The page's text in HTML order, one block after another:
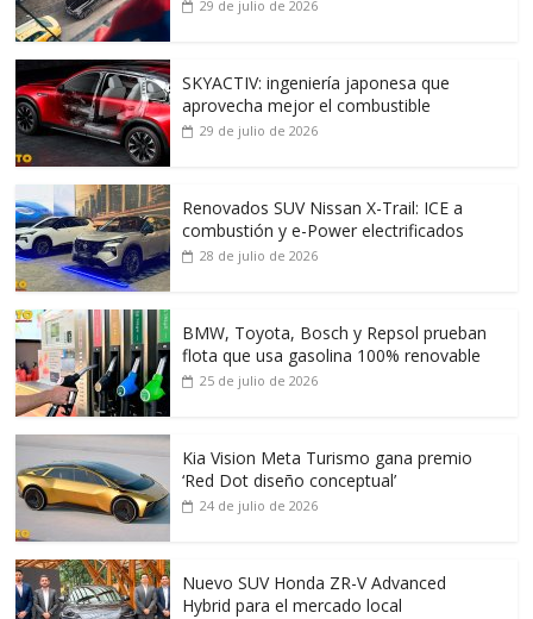
29 de julio de 2026
SKYACTIV: ingeniería japonesa que
aprovecha mejor el combustible
29 de julio de 2026
Renovados SUV Nissan X-Trail: ICE a
combustión y e-Power electrificados
28 de julio de 2026
BMW, Toyota, Bosch y Repsol prueban
flota que usa gasolina 100% renovable
25 de julio de 2026
Kia Vision Meta Turismo gana premio
‘Red Dot diseño conceptual’
24 de julio de 2026
Nuevo SUV Honda ZR-V Advanced
Hybrid para el mercado local